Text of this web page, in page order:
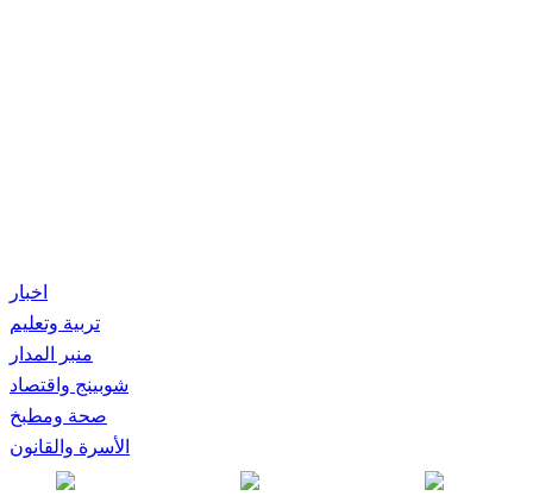
اخبار
تربية وتعليم
منبر المدار
شوبينج واقتصاد
صحة ومطبخ
الأسرة والقانون